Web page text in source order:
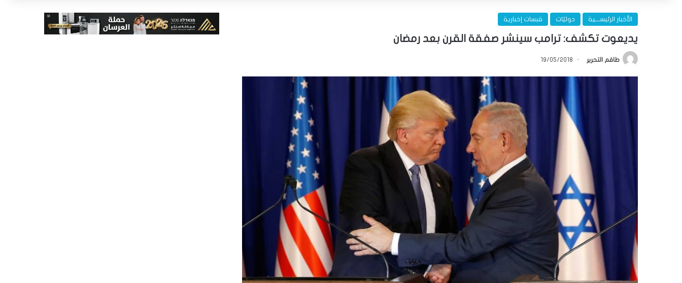
الأخبار الرئيســـية دوليّات قبسات إخبارية
يديعوت تكشف: ترامب سينشر صفقة القرن بعد رمضان
طاقم التحرير 19/05/2018